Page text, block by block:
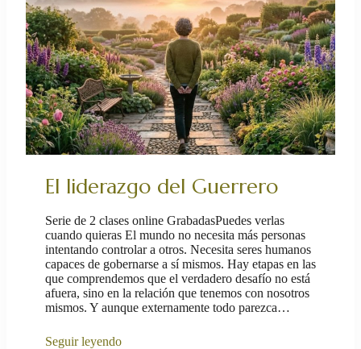
El liderazgo del Guerrero
Serie de 2 clases online GrabadasPuedes verlas
cuando quieras El mundo no necesita más personas
intentando controlar a otros. Necesita seres humanos
capaces de gobernarse a sí mismos. Hay etapas en las
que comprendemos que el verdadero desafío no está
afuera, sino en la relación que tenemos con nosotros
mismos. Y aunque externamente todo parezca…
Seguir leyendo